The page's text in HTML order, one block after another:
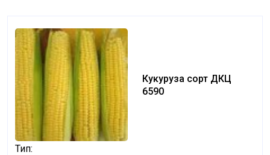
Кукуруза сорт ДКЦ
6590
Тип: